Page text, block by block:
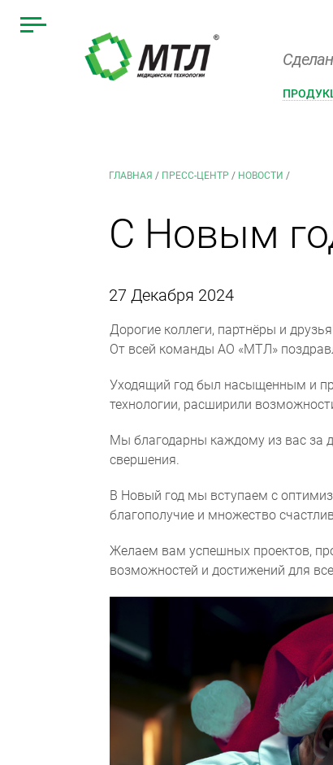
ГЛАВНАЯ / ПРЕСС-ЦЕНТР / НОВОСТИ /
С Новым
27 Декабря 2024
Дорогие коллеги, партнёры и
От всей команды АО «МТЛ»
Уходящий год был насыщенным и
технологии, расширили
Мы благодарны каждому из вас за
свершения.
В Новый год мы вступаем с
благополучие и множество
Желаем вам успешных проектов,
возможностей и достижений для